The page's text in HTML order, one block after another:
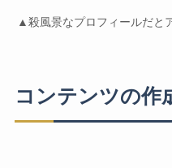
▲殺風景なプロフィールだと
コンテンツの作